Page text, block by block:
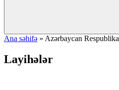
Ana səhifə » Azərbaycan
Layihələr